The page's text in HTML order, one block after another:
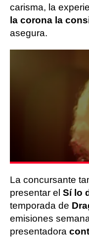
carisma, la
la corona la
asegura.
La concursante
presentar el Sí lo
temporada de
emisiones
presentadora